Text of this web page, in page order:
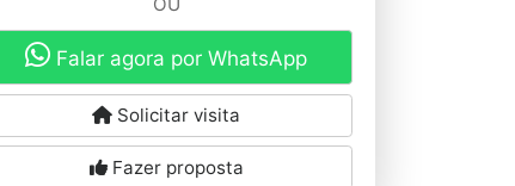
Falar agora por WhatsApp
Solicitar visita
Fazer proposta